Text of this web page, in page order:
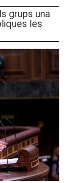
grups una
les